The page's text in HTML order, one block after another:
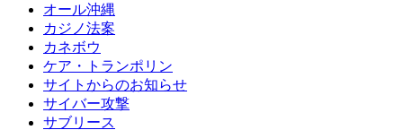
オール沖縄
カジノ法案
カネボウ
ケア・トランポリン
サイトからのお知らせ
サイバー攻撃
サブリース